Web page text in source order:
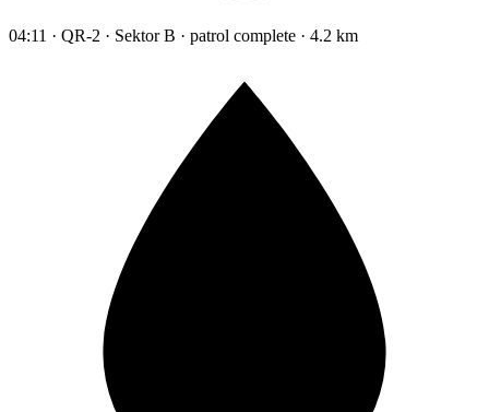
04:11 · QR-2 · Sektor B · patrol complete · 4.2 km